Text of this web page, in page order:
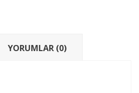
YORUMLAR (0)